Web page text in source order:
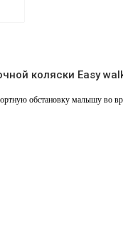
коляски Easy
обстановку малышу во